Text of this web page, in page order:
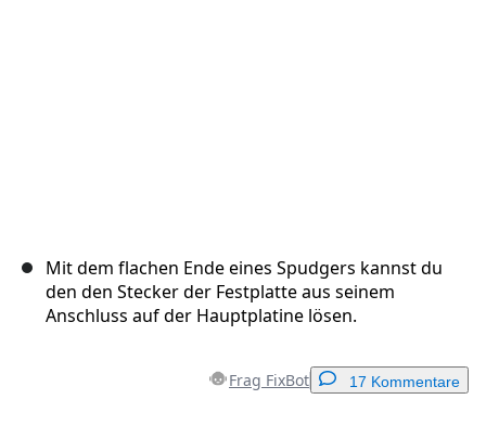
Mit dem flachen Ende eines Spudgers kannst du
den den Stecker der Festplatte aus seinem
Anschluss auf der Hauptplatine lösen.
Frag FixBot 17 Kommentare